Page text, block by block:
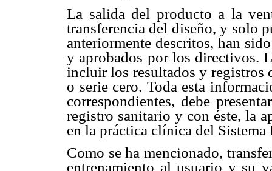
La salida del producto a la
transferencia del diseño, y solo
anteriormente descritos, han
y aprobados por los directivos.
incluir los resultados y registros
o serie cero. Toda esta
correspondientes, debe
registro sanitario y con éste, la
en la práctica clínica del
Como se ha mencionado,
entrenamiento al usuario y su